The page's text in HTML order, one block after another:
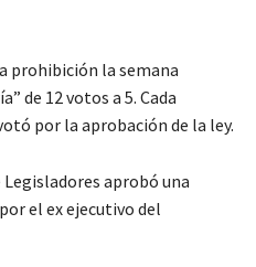
prohibición la semana
de 12 votos a 5. Cada
por la aprobación de la ley.
Legisladores aprobó una
el ex ejecutivo del